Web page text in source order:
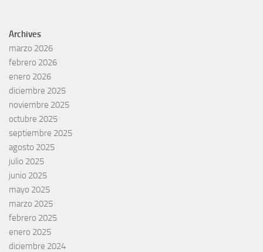
Archives
marzo 2026
febrero 2026
enero 2026
diciembre 2025
noviembre 2025
octubre 2025
septiembre 2025
agosto 2025
julio 2025
junio 2025
mayo 2025
marzo 2025
febrero 2025
enero 2025
diciembre 2024